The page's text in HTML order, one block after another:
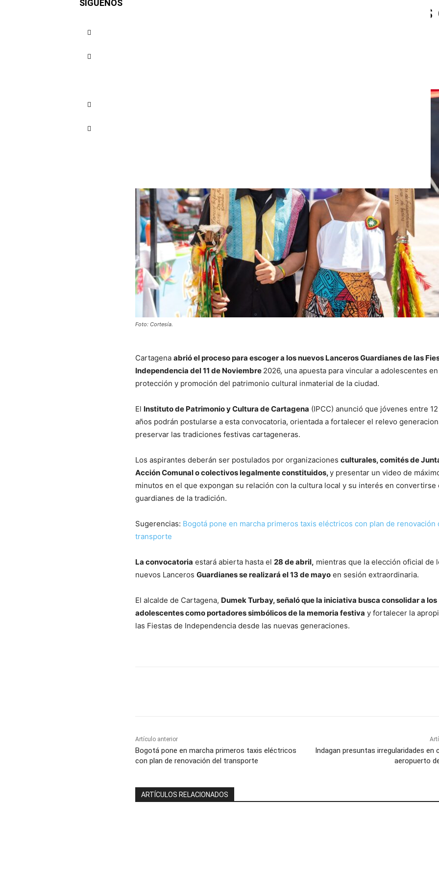
Lanceros Guardianes de las Fiestas
Foto: Cortesía.
Cartagena abrió el proceso para escoger a los nuevos Lanceros Guardianes de las
Independencia del 11 de Noviembre 2026, una apuesta para vincular a adolescentes
protección y promoción del patrimonio cultural inmaterial de la ciudad.
El Instituto de Patrimonio y Cultura de Cartagena (IPCC) anunció que jóvenes entre 12
años podrán postularse a esta convocatoria, orientada a fortalecer el relevo
preservar las tradiciones festivas cartageneras.
Los aspirantes deberán ser postulados por organizaciones culturales, comités de
Acción Comunal o colectivos legalmente constituidos,y presentar un video de
minutos en el que expongan su relación con la cultura local y su interés en convertirse
guardianes de la tradición.
Sugerencias: Bogotá pone en marcha primeros taxis eléctricos con plan de renovación
transporte
La convocatoria estará abierta hasta el 28 de abril, mientras que la elección oficial de
nuevos Lanceros Guardianes se realizará el 13 de mayo en sesión extraordinaria.
El alcalde de Cartagena, Dumek Turbay, señaló que la iniciativa busca consolidar a los
adolescentes como portadores simbólicos de la memoria festiva y fortalecer la
las Fiestas de Independencia desde las nuevas generaciones.
Artículo anterior
Bogotá pone en marcha primeros taxis eléctricos
con plan de renovación del transporte
Indagan presuntas irregularidades en
aeropuerto
ARTÍCULOS RELACIONADOS
SÍGUENOS